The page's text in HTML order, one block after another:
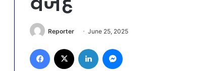
Reporter June 25, 2025
Facebook LinkedIn